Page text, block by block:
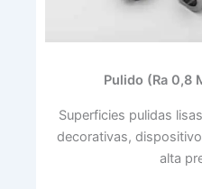
Pulido (Ra 0,8
Superficies pulidas
decorativas,
alta